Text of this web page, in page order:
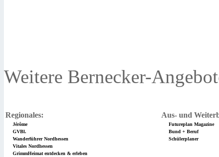
Weitere Bernecker-
Regionales: Aus- und
Jérôme
Futureplan Magazine
GVBl.
Bund + Beruf
Wanderführer Nordhessen
Schülerplaner
Vitales Nordhessen
GrimmHeimat entdecken & erleben